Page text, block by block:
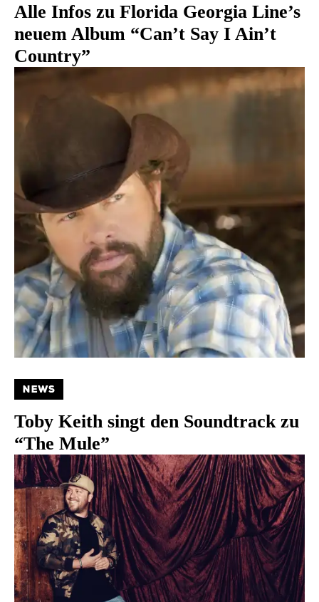
Alle Infos zu Florida Georgia Line’s
neuem Album “Can’t Say I Ain’t
Country”
NEWS
Toby Keith singt den Soundtrack zu
“The Mule”